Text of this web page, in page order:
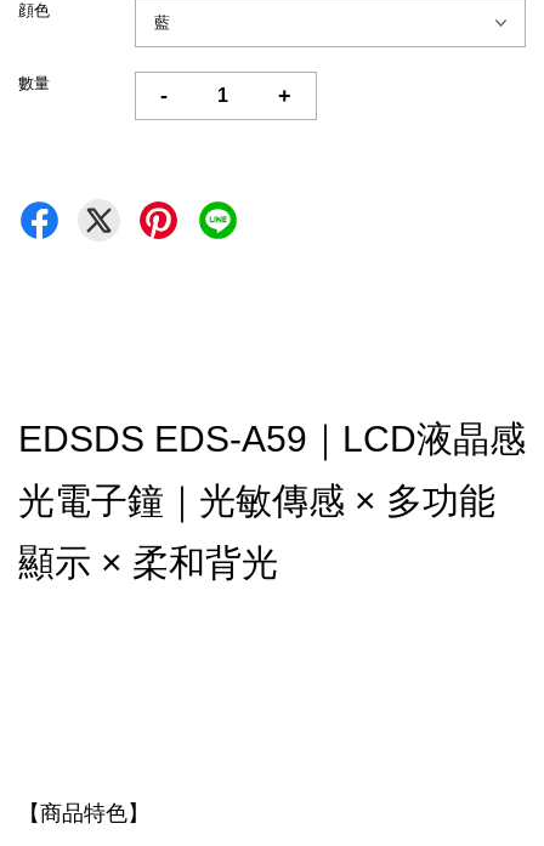
顔色
數量
- +
EDSDS EDS-A59｜LCD液晶感
光電子鐘｜光敏傳感 × 多功能
顯示 × 柔和背光
【商品特色】